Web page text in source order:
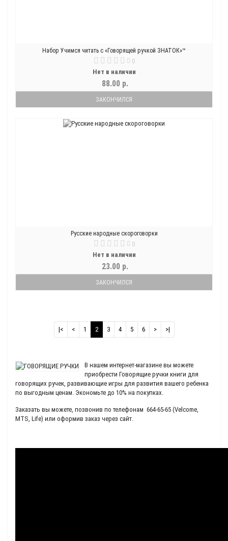
Набор Учимся читать с «Говорящей ручкой ЗНАТОК»™
0
Нет в наличии
88.00 р.
ЗАКОНЧИЛСЯ
Русские народные скороговорки
0
Нет в наличии
23.00 р.
ЗАКОНЧИЛСЯ
|< < 1 2 3 4 5 6 > >|
В нашем интернет-магазине вы можете
приобрести Говорящие ручки книги для
говорящих ручек, развивающие игры для развития вашего ребенка
по выгодным ценам. Экономьте до 10% на покупках.
Заказать вы можете, позвонив по телефонам 664-65-65 (Velcome,
MTS, Life) или оформив заказ через сайт.